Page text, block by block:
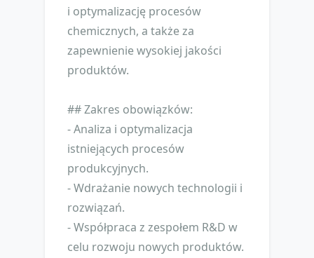
i optymalizację procesów
chemicznych, a także za
zapewnienie wysokiej jakości
produktów.
## Zakres obowiązków:
- Analiza i optymalizacja
istniejących procesów
produkcyjnych.
- Wdrażanie nowych technologii i
rozwiązań.
- Współpraca z zespołem R&D w
celu rozwoju nowych produktów.